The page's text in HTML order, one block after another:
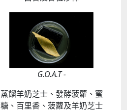
G.O.A.T -
蒸餾羊奶芝士、發酵菠蘿、蜜
糖、百里香、菠蘿及羊奶芝士